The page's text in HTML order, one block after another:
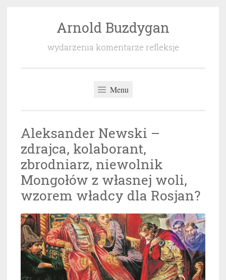
Arnold Buzdygan
wydarzenia komentarze refleksje
Menu
Aleksander Newski –
zdrajca, kolaborant,
zbrodniarz, niewolnik
Mongołów z własnej woli,
wzorem władcy dla Rosjan?